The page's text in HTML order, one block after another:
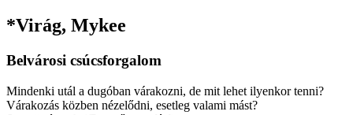
*Virág, Mykee
Belvárosi csúcsforgalom
Mindenki utál a dugóban várakozni, de mit lehet ilyenkor tenni?
Várakozás közben nézelődni, esetleg valami mást?